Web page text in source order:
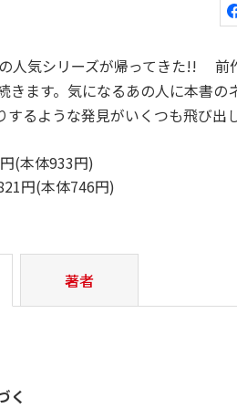
人気シリーズが帰ってきた!! 前
きます。気になるあの人に本書
するような発見がいくつも飛び出
(本体933円)
円(本体746円)
著者
く